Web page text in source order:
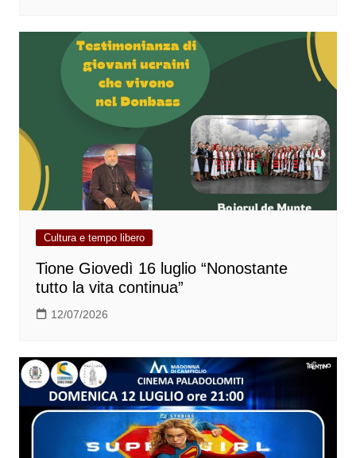
Cultura e tempo libero
Tione Giovedì 16 luglio “Nonostante
tutto la vita continua”
12/07/2026